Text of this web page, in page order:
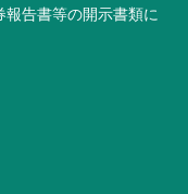
告書等の開示書類に